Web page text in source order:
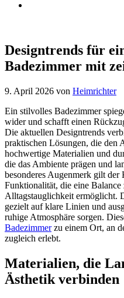
Designtrends für
Badezimmer mit
9. April 2026 von Heimrichter
Ein stilvolles Badezimmer
wider und schafft einen
Die aktuellen Designtrends
praktischen Lösungen, die den
hochwertige Materialien und
die das Ambiente prägen und
besonderes Augenmerk gilt
Funktionalität, die eine
Alltagstauglichkeit ermöglicht.
gezielt auf klare Linien und
ruhige Atmosphäre sorgen.
Badezimmerzu einem Ort, an
zugleich erlebt.
Materialien, die
Ästhetik verbinden